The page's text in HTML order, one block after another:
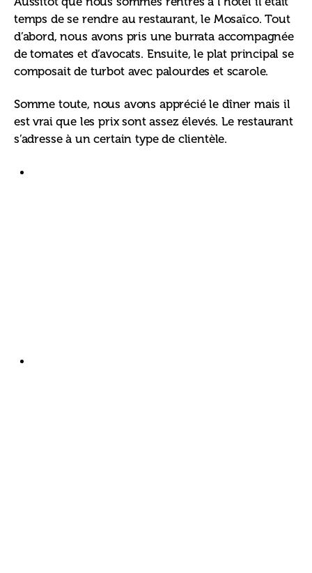
temps de se rendre au restaurant, le Mosaïco. Tout
d’abord, nous avons pris une burrata accompagnée
de tomates et d’avocats. Ensuite, le plat principal se
composait de turbot avec palourdes et scarole.
Somme toute, nous avons apprécié le dîner mais il
est vrai que les prix sont assez élevés. Le restaurant
s’adresse à un certain type de clientèle.